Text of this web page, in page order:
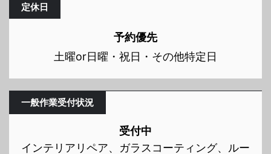
定休日
予約優先
土曜or日曜・祝日・その他特定日
一般作業受付状況
受付中
インテリアリペア、ガラスコーティング、ルー